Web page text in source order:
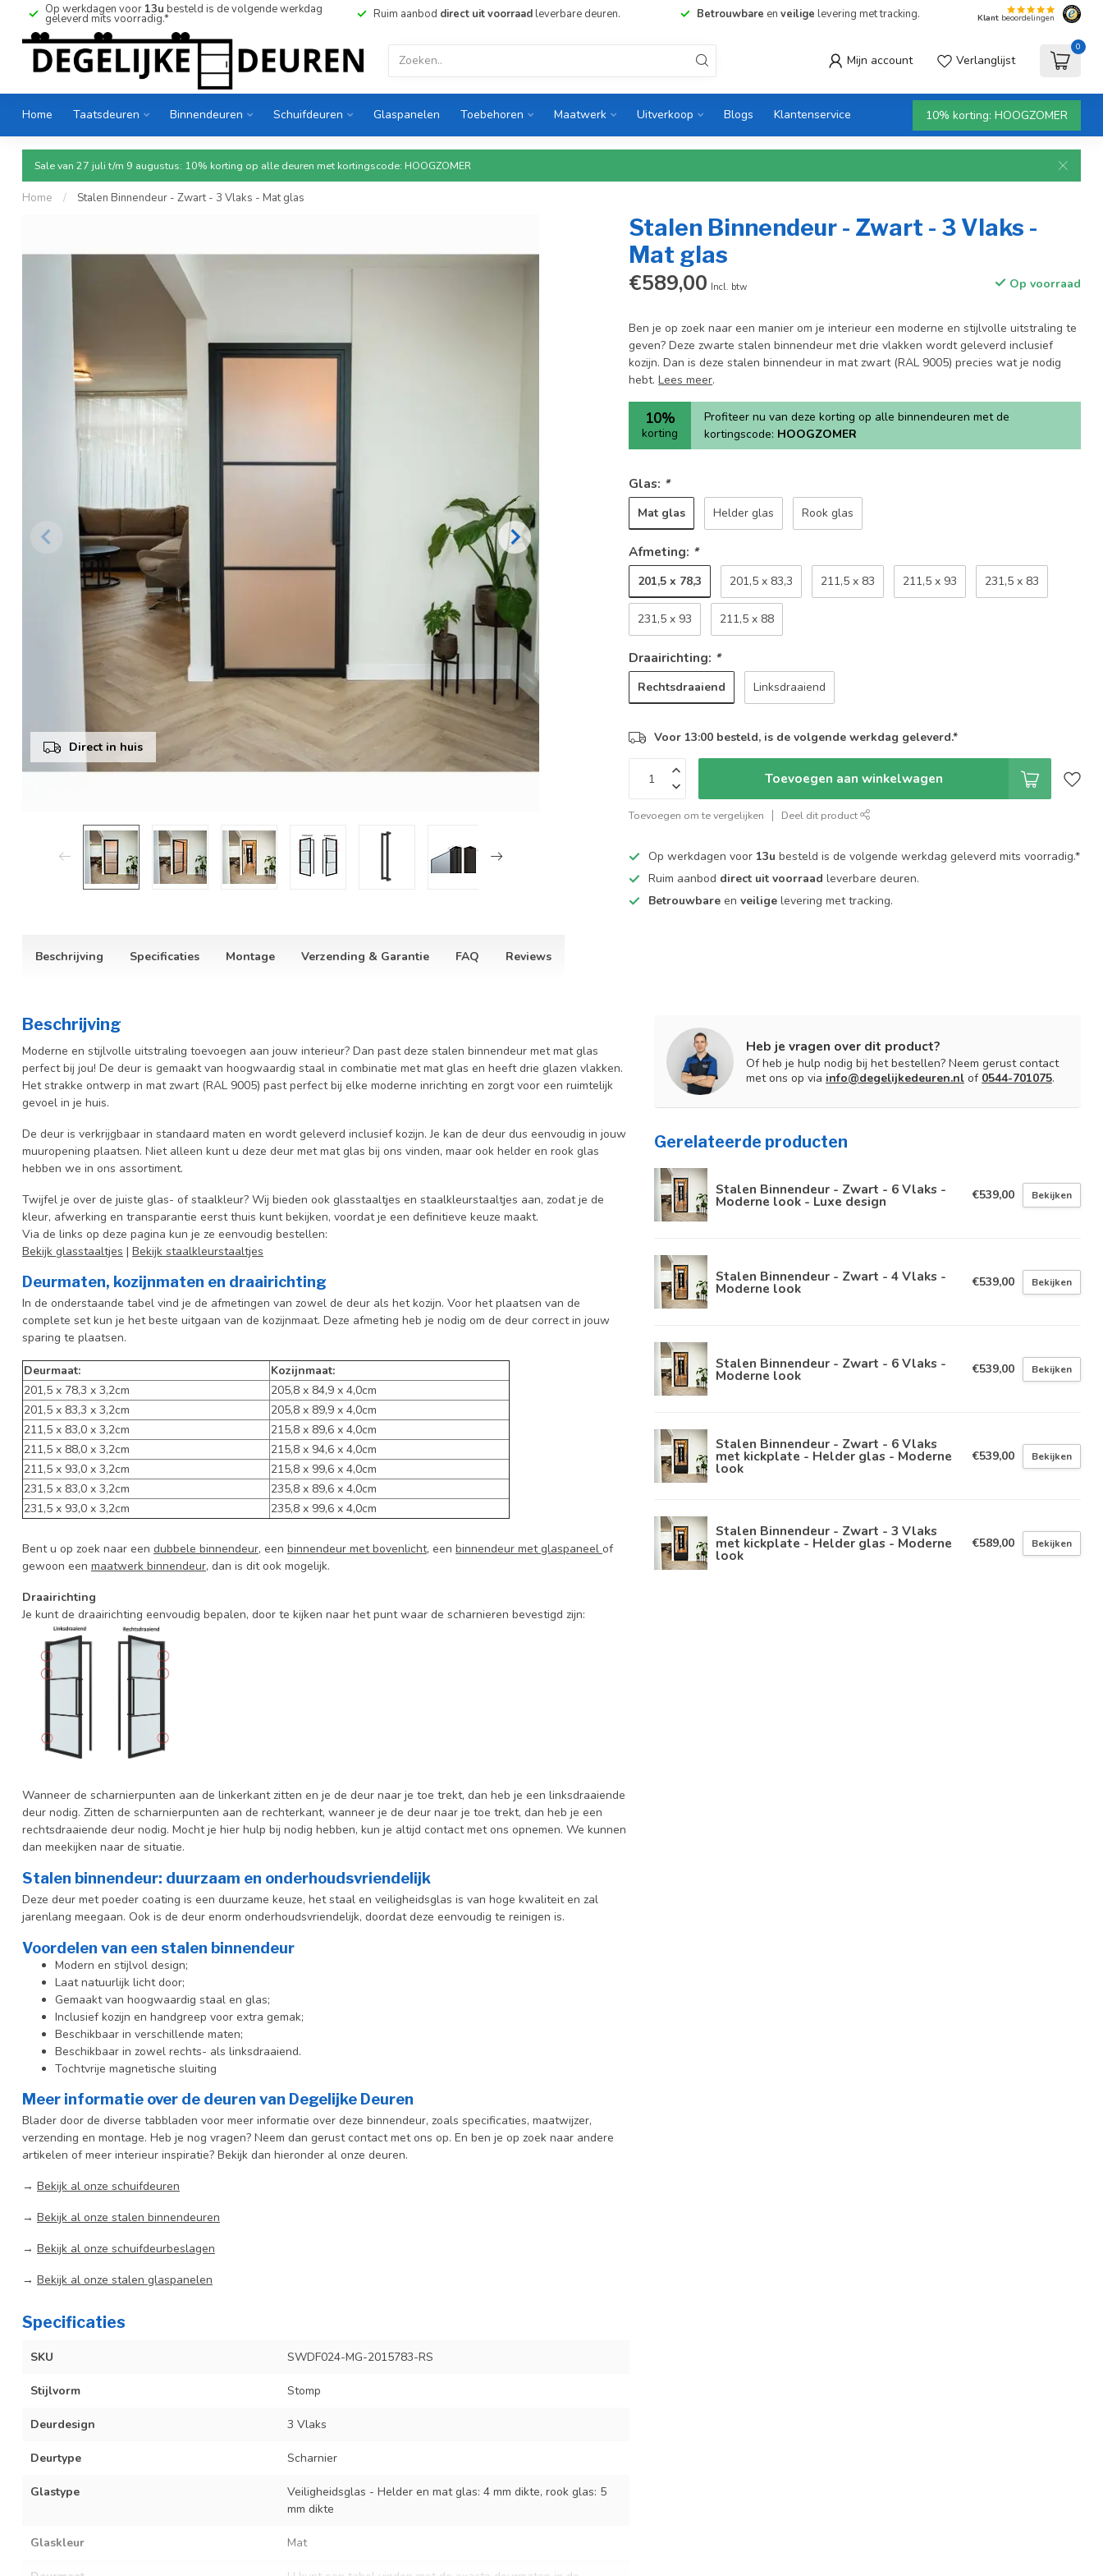
Op werkdagen voor 13u besteld is de volgende werkdag
geleverd mits voorradig.* Ruim aanbod direct uit voorraadleverbare deuren. Betrouwbare en veilige levering met tracking. Klant beoordelingen
Mijn account Verlanglijst
0
Home Taatsdeuren Binnendeuren Schuifdeuren Glaspanelen Toebehoren Maatwerk Uitverkoop Blogs Klantenservice 10% korting: HOOGZOMER
Sale van 27 juli t/m 9 augustus: 10% korting op alle deuren met kortingscode: HOOGZOMER
Home / Stalen Binnendeur - Zwart - 3 Vlaks - Mat glas
Direct in huis
Stalen Binnendeur - Zwart - 3 Vlaks -
Mat glas
€589,00 Incl. btw Op voorraad
Ben je op zoek naar een manier om je interieur een moderne en stijlvolle uitstraling te
geven? Deze zwarte stalen binnendeur met drie vlakken wordt geleverd inclusief
kozijn. Dan is deze stalen binnendeur in mat zwart (RAL 9005) precies wat je nodig
hebt.Lees meer.
10%
korting
Profiteer nu van deze korting op alle binnendeuren met de
kortingscode: HOOGZOMER
Glas: *
Mat glas Helder glas Rook glas
Afmeting: *
201,5 x 78,3 201,5 x 83,3 211,5 x 83 211,5 x 93 231,5 x 83
231,5 x 93 211,5 x 88
Draairichting: *
Rechtsdraaiend Linksdraaiend
Voor 13:00 besteld, is de volgende werkdag geleverd.*
Toevoegen aan winkelwagen
Toevoegen om te vergelijken Deel dit product
Op werkdagen voor 13u besteld is de volgende werkdag geleverd mits voorradig.*
Ruim aanbod direct uit voorraad leverbare deuren.
Betrouwbare enveiligelevering met tracking.
Beschrijving Specificaties Montage Verzending & Garantie FAQ Reviews
Beschrijving
Moderne en stijlvolle uitstraling toevoegen aan jouw interieur? Dan past deze stalen binnendeur met mat glas
perfect bij jou! De deur is gemaakt van hoogwaardig staal in combinatie met mat glas en heeft drie glazen vlakken.
Het strakke ontwerp in mat zwart (RAL 9005) past perfect bij elke moderne inrichting en zorgt voor een ruimtelijk
gevoel in je huis.
De deur is verkrijgbaar in standaard maten en wordt geleverd inclusief kozijn. Je kan de deur dus eenvoudig in jouw
muuropening plaatsen. Niet alleen kunt u deze deur met mat glas bij ons vinden, maar ook helder en rook glas
hebben we in ons assortiment.
Twijfel je over de juiste glas- of staalkleur? Wij bieden ook glasstaaltjes en staalkleurstaaltjes aan, zodat je de
kleur, afwerking en transparantie eerst thuis kunt bekijken, voordat je een definitieve keuze maakt.
Via de links op deze pagina kun je ze eenvoudig bestellen:
Bekijk glasstaaltjes | Bekijk staalkleurstaaltjes
Deurmaten, kozijnmaten en draairichting
In de onderstaande tabel vind je de afmetingen van zowel de deur als het kozijn. Voor het plaatsen van de
complete set kun je het beste uitgaan van de kozijnmaat. Deze afmeting heb je nodig om de deur correct in jouw
sparing te plaatsen.
Deurmaat:
Kozijnmaat:
201,5 x 78,3 x 3,2cm
205,8 x 84,9 x 4,0cm
201,5 x 83,3 x 3,2cm
205,8 x 89,9 x 4,0cm
211,5 x 83,0 x 3,2cm
215,8 x 89,6 x 4,0cm
211,5 x 88,0 x 3,2cm
215,8 x 94,6 x 4,0cm
211,5 x 93,0 x 3,2cm
215,8 x 99,6 x 4,0cm
231,5 x 83,0 x 3,2cm
235,8 x 89,6 x 4,0cm
231,5 x 93,0 x 3,2cm
235,8 x 99,6 x 4,0cm
Bent u op zoek naar een dubbele binnendeur, een binnendeur met bovenlicht, een binnendeur met glaspaneel of
gewoon een maatwerk binnendeur, dan is dit ook mogelijk.
Draairichting
Je kunt de draairichting eenvoudig bepalen, door te kijken naar het punt waar de scharnieren bevestigd zijn:
Wanneer de scharnierpunten aan de linkerkant zitten en je de deur naar je toe trekt, dan heb je een linksdraaiende
deur nodig. Zitten de scharnierpunten aan de rechterkant, wanneer je de deur naar je toe trekt, dan heb je een
rechtsdraaiende deur nodig. Mocht je hier hulp bij nodig hebben, kun je altijd contact met ons opnemen. We kunnen
dan meekijken naar de situatie.
Stalen binnendeur: duurzaam en onderhoudsvriendelijk
Deze deur met poeder coating is een duurzame keuze, het staal en veiligheidsglas is van hoge kwaliteit en zal
jarenlang meegaan. Ook is de deur enorm onderhoudsvriendelijk, doordat deze eenvoudig te reinigen is.
Voordelen van een stalen binnendeur
Modern en stijlvol design;
Laat natuurlijk licht door;
Gemaakt van hoogwaardig staal en glas;
Inclusief kozijn en handgreep voor extra gemak;
Beschikbaar in verschillende maten;
Beschikbaar in zowel rechts- als linksdraaiend.
Tochtvrije magnetische sluiting
Meer informatie over de deuren van Degelijke Deuren
Blader door de diverse tabbladen voor meer informatie over deze binnendeur, zoals specificaties, maatwijzer,
verzending en montage. Heb je nog vragen? Neem dan gerust contact met ons op. En ben je op zoek naar andere
artikelen of meer interieur inspiratie? Bekijk dan hieronder al onze deuren.
→ Bekijk al onze schuifdeuren
→ Bekijk al onze stalen binnendeuren
→ Bekijk al onze schuifdeurbeslagen
→ Bekijk al onze stalen glaspanelen
Specificaties
SKU SWDF024-MG-2015783-RS
Stijlvorm Stomp
Deurdesign 3 Vlaks
Deurtype Scharnier
Glastype
Veiligheidsglas - Helder en mat glas: 4 mm dikte, rook glas: 5
mm dikte
Glaskleur Mat
Heb je vragen over dit product?
Of heb je hulp nodig bij het bestellen? Neem gerust contact
met ons op via info@degelijkedeuren.nl of 0544-701075.
Gerelateerde producten
Stalen Binnendeur - Zwart - 6 Vlaks -
Moderne look - Luxe design €539,00 Bekijken
Stalen Binnendeur - Zwart - 4 Vlaks -
Moderne look €539,00 Bekijken
Stalen Binnendeur - Zwart - 6 Vlaks -
Moderne look €539,00 Bekijken
Stalen Binnendeur - Zwart - 6 Vlaks
met kickplate - Helder glas - Moderne
look
€539,00 Bekijken
Stalen Binnendeur - Zwart - 3 Vlaks
met kickplate - Helder glas - Moderne
look
€589,00 Bekijken